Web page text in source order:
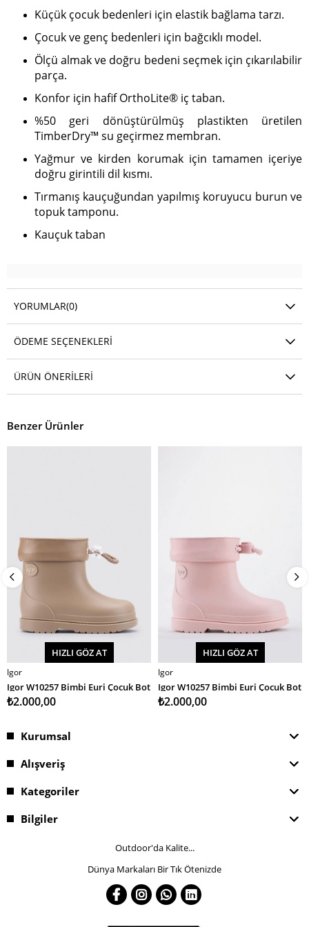
Küçük çocuk bedenleri için elastik bağlama tarzı.
Çocuk ve genç bedenleri için bağcıklı model.
Ölçü almak ve doğru bedeni seçmek için çıkarılabilir
parça.
Konfor için hafif OrthoLite® iç taban.
%50 geri dönüştürülmüş plastikten üretilen
TimberDry™ su geçirmez membran.
Yağmur ve kirden korumak için tamamen içeriye
doğru girintili dil kısmı.
Tırmanış kauçuğundan yapılmış koruyucu burun ve
topuk tamponu.
Kauçuk taban
YORUMLAR(0)
ÖDEME SEÇENEKLERI
ÜRÜN ÖNERILERI
Benzer Ürünler
SEPETE EKLE
HIZLI GÖZ AT
Igor
Igor W10257 Bimbi Euri Çocuk Bot
₺2.000,00
SEPETE EKLE
HIZLI GÖZ AT
Igor
Igor W10257 Bimbi Euri Çocuk Bot
₺2.000,00
Kurumsal
Alışveriş
Kategoriler
Bilgiler
Outdoor'da Kalite...
Dünya Markaları Bir Tık Ötenizde